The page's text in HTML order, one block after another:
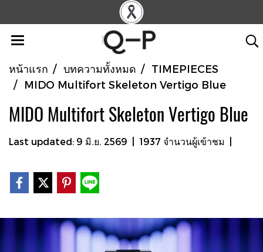
หน้าแรก บทความทั้งหมด
TIMEPIECES
MIDO Multifort Skeleton Vertigo Blue
MIDO Multifort Skeleton Vertigo Blue
Last updated: 9 มิ.ย. 2569 1937 จำนวนผู้เข้าชม